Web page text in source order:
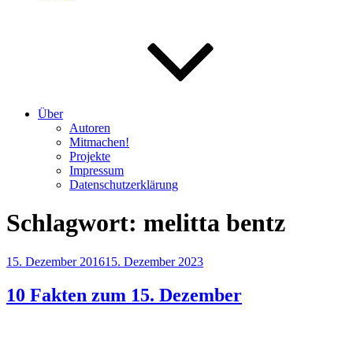
Über
Autoren
Mitmachen!
Projekte
Impressum
Datenschutzerklärung
Schlagwort: melitta bentz
Veröffentlicht
15. Dezember 201615. Dezember 2023
10 Fakten zum 15. Dezember